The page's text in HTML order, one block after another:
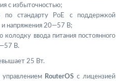
с избыточностью;
по стандарту PoE с поддержкой
напряжения 20—57 В;
колодку ввода питания постоянного
В.
25 Вт.
RouterOS с лицензией